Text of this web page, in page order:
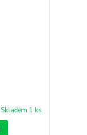
Skladem 1 ks